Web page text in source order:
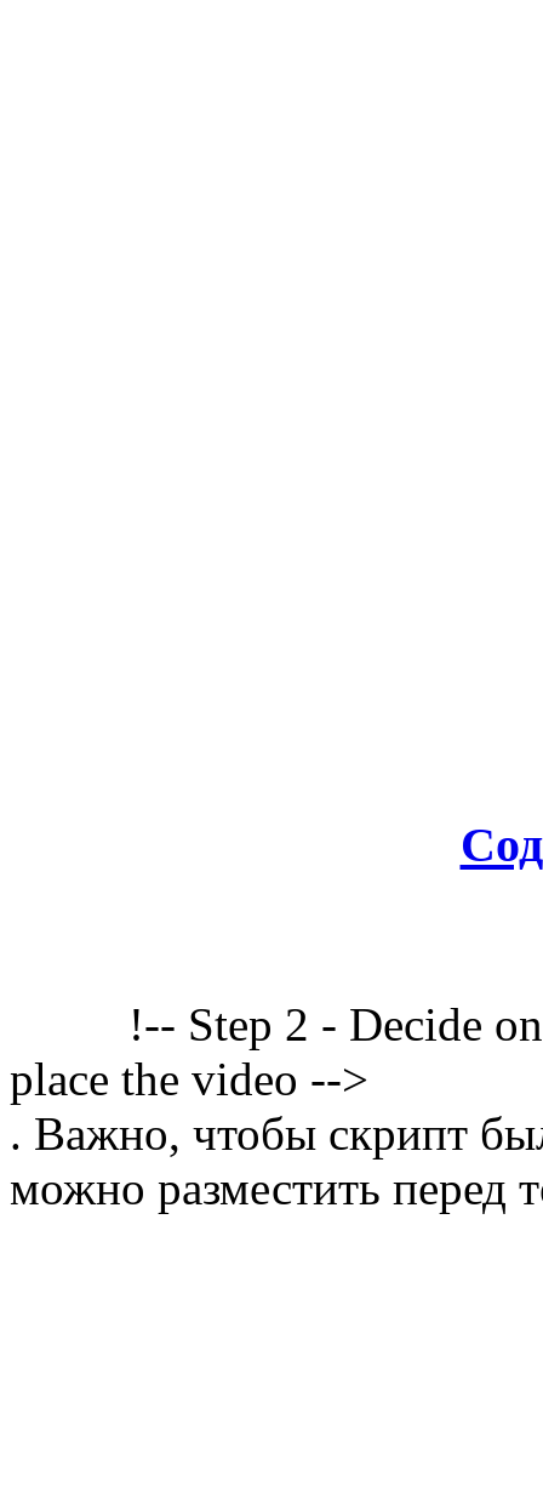
!-- Step 2 - Decide
place the video -->
. Важно, чтобы скрипт
можно разместить перед